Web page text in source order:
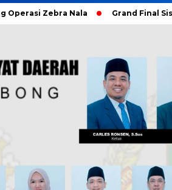
Nala Grand Final Sisakan 16